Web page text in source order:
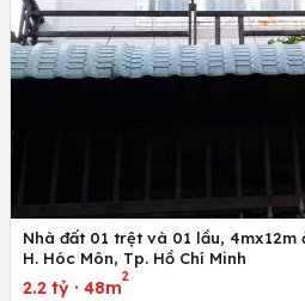
Nhà đất 01 trệt và 01 lầu, 4mx12m ở đường Nguyễn Thị Sáu,
H. Hóc Môn, Tp. Hồ Chí Minh
2.2 tỷ · 48m
2